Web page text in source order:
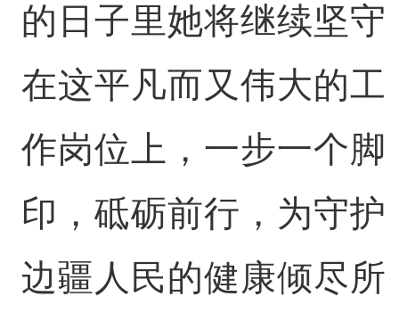
的日子里她将继续坚守
在这平凡而又伟大的工
作岗位上，一步一个脚
印，砥砺前行，为守护
边疆人民的健康倾尽所